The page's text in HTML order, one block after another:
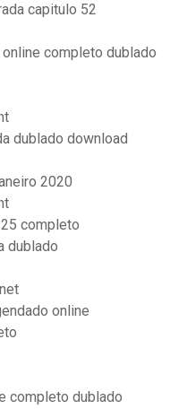
capitulo 52
completo dublado
dublado download
2020
completo
dublado
online
completo dublado